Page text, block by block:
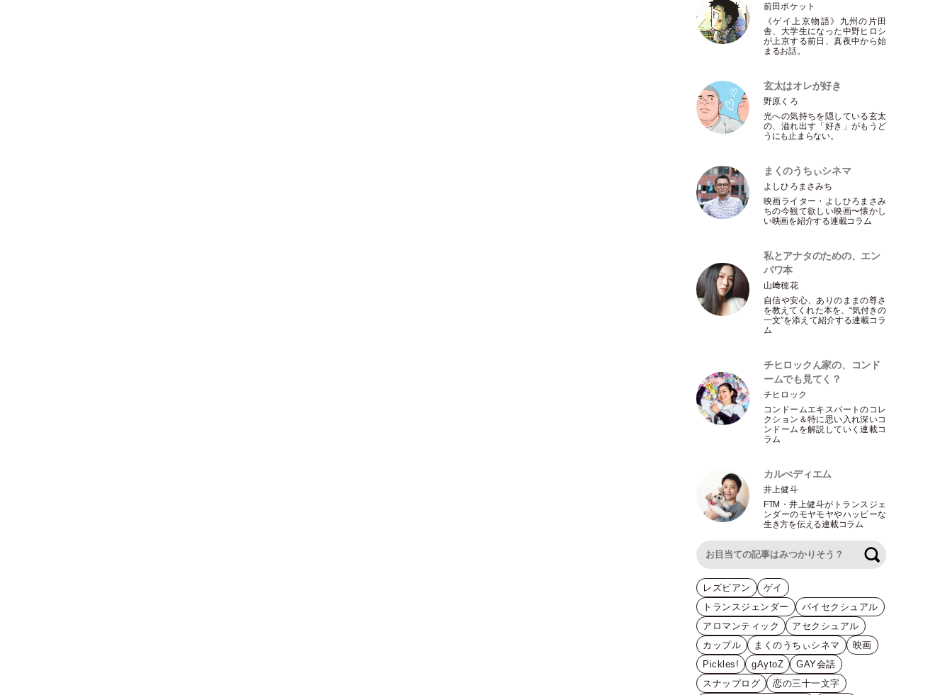
前田ポケット
《ゲイ上京物語》九州の片田
舎、大学生になった中野ヒロシ
が上京する前日、真夜中から始
まるお話。
玄太はオレが好き
野原くろ
光への気持ちを隠している玄太
の、溢れ出す 「好き 」がもうど
うにも止まらない。
まくのうちぃシネマ
よしひろまさみち
映画ライター ・ よしひろまさみ
ちの今観て欲しい映画〜懐かし
い映画を紹介する連載コラム
私とアナタのための、エン
パワ本
山﨑穂花
自信や安心、ありのままの尊さ
を教えてくれた本を、“気付きの
一文”を添えて紹介する連載コラ
ム
チヒロックん家の、コンド
ームでも見てく？
チヒロック
コンドームエキスパートのコレ
クション＆特に思い入れ深いコ
ンドームを解説していく連載コ
ラム
カルぺディエム
井上健斗
FTM ・井上健斗がトランスジェ
ンダーのモヤモヤやハッピーな
生き方を伝える連載コラム
レズビアン
ゲイ
トランスジェンダー
バイセクシュアル
アロマンティック
アセクシュアル
カップル
まくのうちぃシネマ
映画
Pickles!
gAytoZ
GAY会話
スナップログ
恋の三十一文字